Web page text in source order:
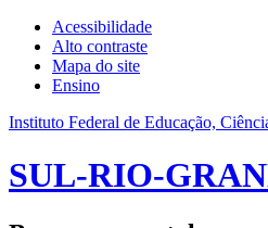
Acessibilidade
Alto contraste
Mapa do site
Ensino
Instituto Federal de Educação,
SUL-RIO-